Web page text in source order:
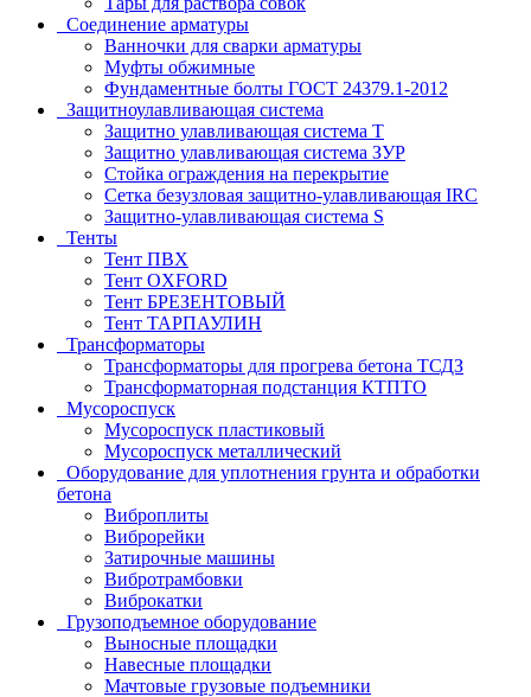
Соединение арматуры
Ванночки для сварки арматуры
Муфты обжимные
Фундаментные болты ГОСТ 24379.1-2012
Защитноулавливающая система
Защитно улавливающая система T
Защитно улавливающая система ЗУР
Стойка ограждения на перекрытие
Сетка безузловая защитно-улавливающая IRC
Защитно-улавливающая система S
Тенты
Тент ПВХ
Тент OXFORD
Тент БРЕЗЕНТОВЫЙ
Тент ТАРПАУЛИН
Трансформаторы
Трансформаторы для прогрева бетона ТСДЗ
Трансформаторная подстанция КТПТО
Мусороспуск
Мусороспуск пластиковый
Мусороспуск металлический
Оборудование для уплотнения грунта и обработки
бетона
Виброплиты
Виброрейки
Затирочные машины
Вибротрамбовки
Виброкатки
Грузоподъемное оборудование
Выносные площадки
Навесные площадки
Мачтовые грузовые подъемники